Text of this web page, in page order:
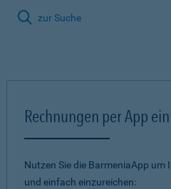
zur Suche
Rechnungen per App
Nutzen Sie die BarmeniaApp um
und einfach einzureichen: